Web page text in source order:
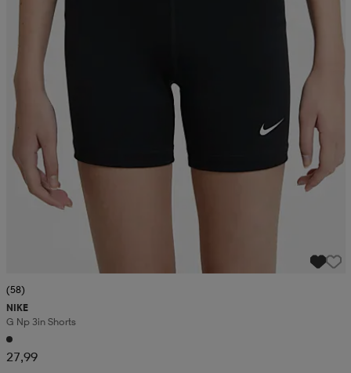
(58)
NIKE
G Np 3in Shorts
27,99